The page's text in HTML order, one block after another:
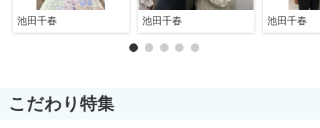
池田千春 池田千春 池田千春
こだわり特集